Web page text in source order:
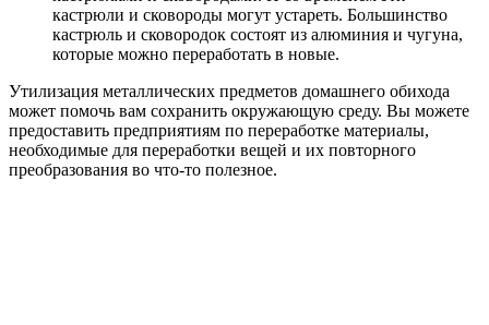
кастрюли и сковороды могут устареть. Большинство
кастрюль и сковородок состоят из алюминия и чугуна,
которые можно переработать в новые.
Утилизация металлических предметов домашнего обихода
может помочь вам сохранить окружающую среду. Вы можете
предоставить предприятиям по переработке материалы,
необходимые для переработки вещей и их повторного
преобразования во что-то полезное.